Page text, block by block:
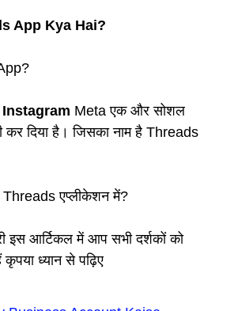
App Kya Hai?
Instagram Meta एक और सोशल
कर दिया है। जिसका नाम है Threads
एप्लीकेशन में?
इस आर्टिकल में आप सभी दर्शकों को
कृपया ध्यान से पढ़िए